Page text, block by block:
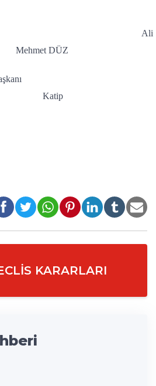
DOĞAN Ali
DÜZ
Meclis Başkanı
KARARLARI